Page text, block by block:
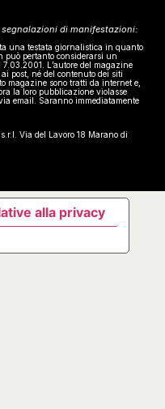
di manifestazioni:
una testata giornalistica in quanto
può pertanto considerarsi un
L’autore del magazine
post, né del contenuto dei siti
magazine sono tratti da internet e,
la loro pubblicazione violasse
email. Saranno immediatamente
Via del Lavoro 18 Marano di
alla privacy